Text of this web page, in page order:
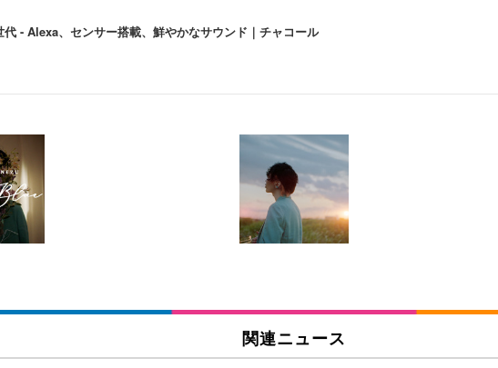
- Alexa、センサー搭載、鮮やかなサウンド｜チャコール
ク 疲れない 跳ね上げ式アームレスト コンパクト 約105度ロッキング pc 事務椅子 360度
ない テレワーク チェア 強化バックレスト 30度ロッキング機能 人間工学 椅子 腰サポー
FlexScan EV3240X-WT | 31.5型4K UHD・USB Type-C・ホワイト
ギュラー 1回使い捨て 無香料 ホワイト 300枚
関連ニュース